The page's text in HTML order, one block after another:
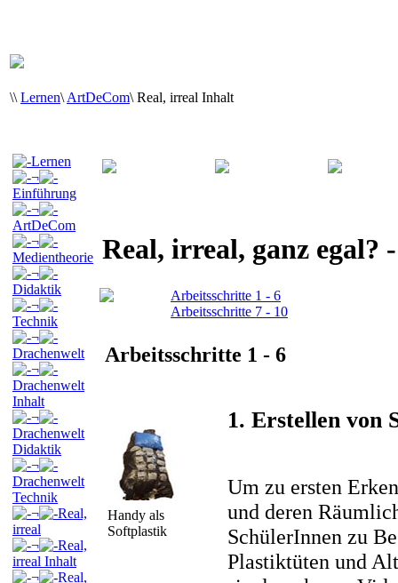
\\ Lernen\ ArtDeCom\ Real, irreal Inhalt
Lernen
¬
Einführung
¬
ArtDeCom
¬
Medientheorie
¬
Didaktik
¬
Technik
¬
Drachenwelt
¬
Drachenwelt
Inhalt
¬
Drachenwelt
Didaktik
¬
Drachenwelt
Technik
¬
Real,
irreal
¬
Real,
irreal Inhalt
¬
Real,
Real, irreal, ganz egal?
Arbeitsschritte 1 - 6
Arbeitsschritte 7 - 10
Arbeitsschritte 1 - 6
Handy als
Softplastik
1. Erstellen von
Um zu ersten
und deren
SchülerInnen zu
Plastiktüten und